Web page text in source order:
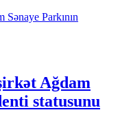
Ağdam
statusunu